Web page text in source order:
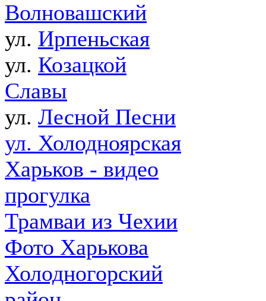
Волновашский
ул. Ирпеньская
ул. Козацкой
Славы
ул. Лесной Песни
ул. Холодноярская
Харьков - видео
прогулка
Трамваи из Чехии
Фото Харькова
Холодногорский